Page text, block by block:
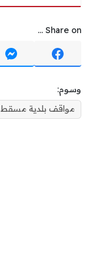
Share on ...
وسوم:
مواقف بلدية مسقط